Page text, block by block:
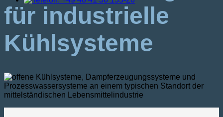
für industrielle
Kühlsysteme